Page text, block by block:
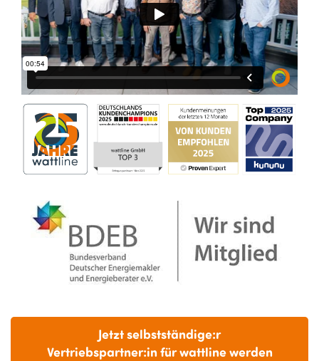
Jetzt selbstständige:r
Vertriebspartner:in für wattline werden